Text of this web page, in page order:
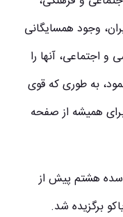
وجود همسایگانی
اجتماعی، آنها را
به طوری که قوی‌
همیشه از صفحه
سده هشتم پیش از
برگزیده شد.